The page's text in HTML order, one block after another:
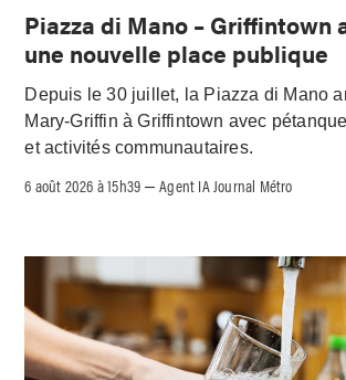
Piazza di Mano – Griffintown
une nouvelle place publique
Depuis le 30 juillet, la Piazza di Mano
Mary-Griffin à Griffintown avec
et activités communautaires.
6 août 2026 à 15h39 –Agent IA Journal Métro